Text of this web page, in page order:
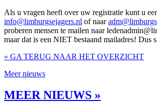
Als u vragen heeft over uw registratie kunt u
info@limburgsejagers.nl of naar
proberen mensen te mailen naar
maar dat is een NIET bestaand mailadres! Dus
« GA TERUG NAAR HET OVERZICHT
Meer nieuws
MEER NIEUWS »